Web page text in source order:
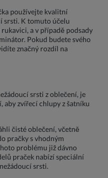
používejte kvalitní
srsti. K tomuto účelu
a v případě podsady
Pokud budete svého
značný rozdíl na
srsti z oblečení, je
aby zvířecí chlupy z šatníku
čisté oblečení, včetně
pračky s vhodným
problému již dávno
praček nabízí speciální
srsti.